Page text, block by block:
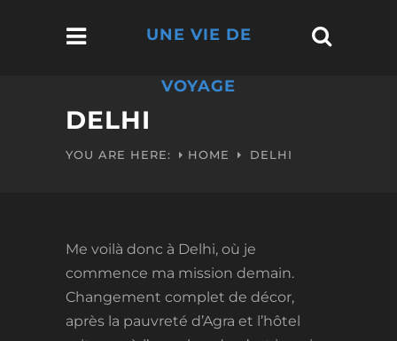
UNE VIE DE
VOYAGE
DELHI
YOU ARE HERE: HOME DELHI
Me voilà donc à Delhi, où je
commence ma mission demain.
Changement complet de décor,
après la pauvreté d’Agra et l’hôtel